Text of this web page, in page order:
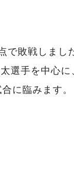
敗戦しま
選手を中心
に臨みます。